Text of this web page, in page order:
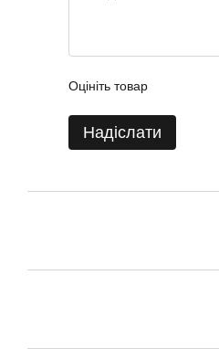
Оцініть товар
Надіслати